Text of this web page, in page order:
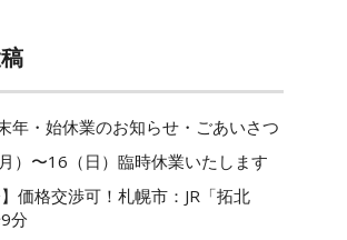
年・始休業のお知らせ・ごあいさつ
）〜16（日）臨時休業いたします
】価格交渉可！札幌市：JR「拓北
分